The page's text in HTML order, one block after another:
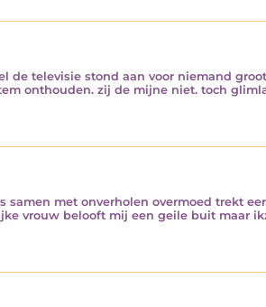
de televisie stond aan voor niemand
onthouden. zij de mijne niet. toch
met onverholen overmoed trekt
vrouw belooft mij een geile buit maar